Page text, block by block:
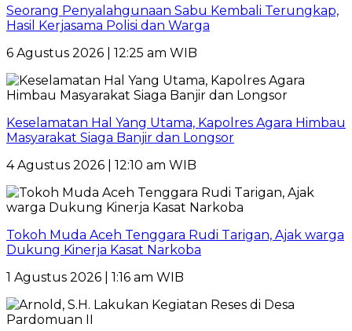
Seorang Penyalahgunaan Sabu Kembali Terungkap,
Hasil Kerjasama Polisi dan Warga
6 Agustus 2026 | 12:25 am WIB
Keselamatan Hal Yang Utama, Kapolres Agara Himbau
Masyarakat Siaga Banjir dan Longsor
4 Agustus 2026 | 12:10 am WIB
Tokoh Muda Aceh Tenggara Rudi Tarigan, Ajak warga
Dukung Kinerja Kasat Narkoba
1 Agustus 2026 | 1:16 am WIB